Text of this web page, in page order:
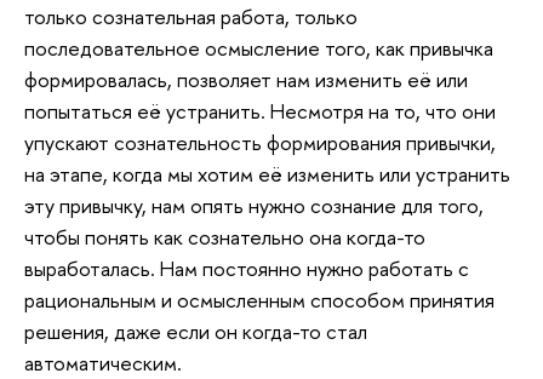
только сознательная работа, только
последовательное осмысление того, как привычка
формировалась, позволяет нам изменить её или
попытаться её устранить. Несмотря на то, что они
упускают сознательность формирования привычки,
на этапе, когда мы хотим её изменить или устранить
эту привычку, нам опять нужно сознание для того,
чтобы понять как сознательно она когда-то
выработалась. Нам постоянно нужно работать с
рациональным и осмысленным способом принятия
решения, даже если он когда-то стал
автоматическим.